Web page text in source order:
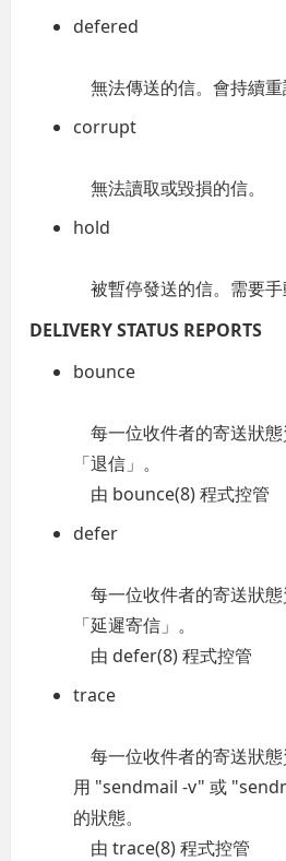
defered
無法傳送的信。會持續重
corrupt
無法讀取或毀損的信。
hold
被暫停發送的信。需要手
DELIVERY STATUS REPORTS
bounce
每一位收件者的寄送狀
「退信」。
由 bounce(8) 程式控管
defer
每一位收件者的寄送狀
「延遲寄信」。
由 defer(8) 程式控管
trace
每一位收件者的寄送狀
用 "sendmail -v" 或
的狀態。
由 trace(8) 程式控管